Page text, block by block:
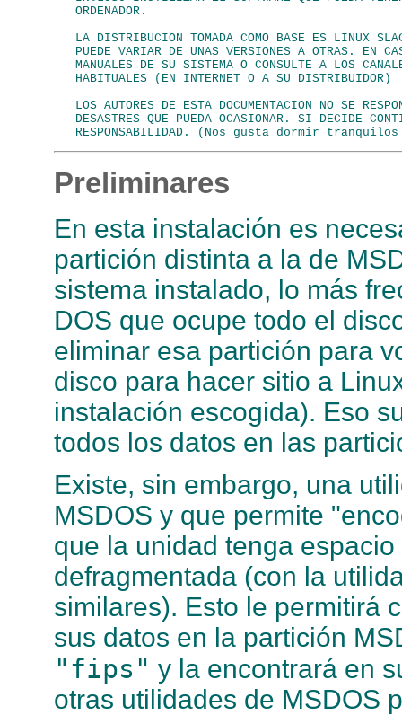
   ORDENADOR.
LA DISTRIBUCION TOMADA COMO BASE ES LINUX
PUEDE VARIAR DE UNAS VERSIONES A OTRAS. EN
MANUALES DE SU SISTEMA O CONSULTE A LOS
   HABITUALES (EN INTERNET O A SU DISTRIBUIDOR)
LOS AUTORES DE ESTA DOCUMENTACION NO SE
DESASTRES QUE PUEDA OCASIONAR. SI DECIDE
Preliminares
En esta instalación es
partición distinta a la de
sistema instalado, lo más
DOS que ocupe todo el
eliminar esa partición para
disco para hacer sitio a
instalación escogida). Eso
todos los datos en las
Existe, sin embargo, una
MSDOS y que permite
que la unidad tenga
defragmentada (con la
similares). Esto le permitirá
sus datos en la partición
"fips" y la encontrará en
otras utilidades de MSDOS